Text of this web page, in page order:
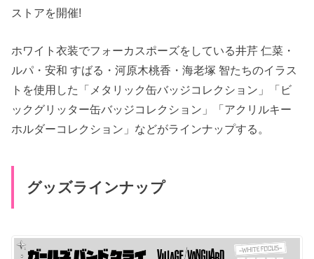
ストアを開催!
ホワイト衣装でフォーカスポーズをしている井芹 仁菜・
ルパ・安和 すばる・河原木桃香・海老塚 智たちのイラス
トを使用した「メタリック缶バッジコレクション」「ビ
ックグリッター缶バッジコレクション」「アクリルキー
ホルダーコレクション」などがラインナップする。
グッズラインナップ